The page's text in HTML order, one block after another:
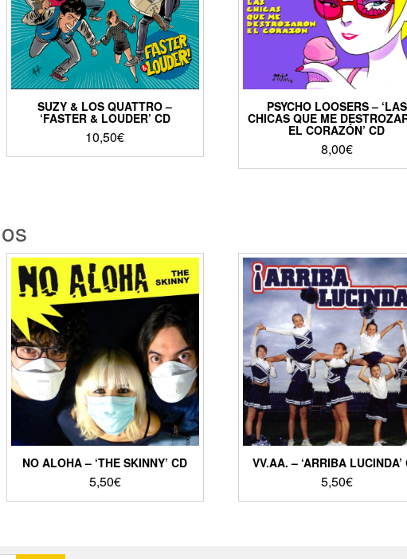
SUZY & LOS QUATTRO –
‘FASTER & LOUDER’ CD
10,50€
PSYCHO LOOSERS – ‘LAS
CHICAS QUE ME
EL CORAZÓN’ CD
8,00€
NO ALOHA – ‘THE SKINNY’ CD
5,50€
VV.AA. – ‘ARRIBA LUCINDA’
5,50€